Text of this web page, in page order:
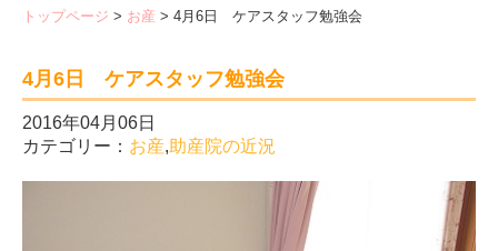
トップページ > お産 > 4月6日 ケアスタッフ勉強会
4月6日 ケアスタッフ勉強会
2016年04月06日
カテゴリー： お産,助産院の近況